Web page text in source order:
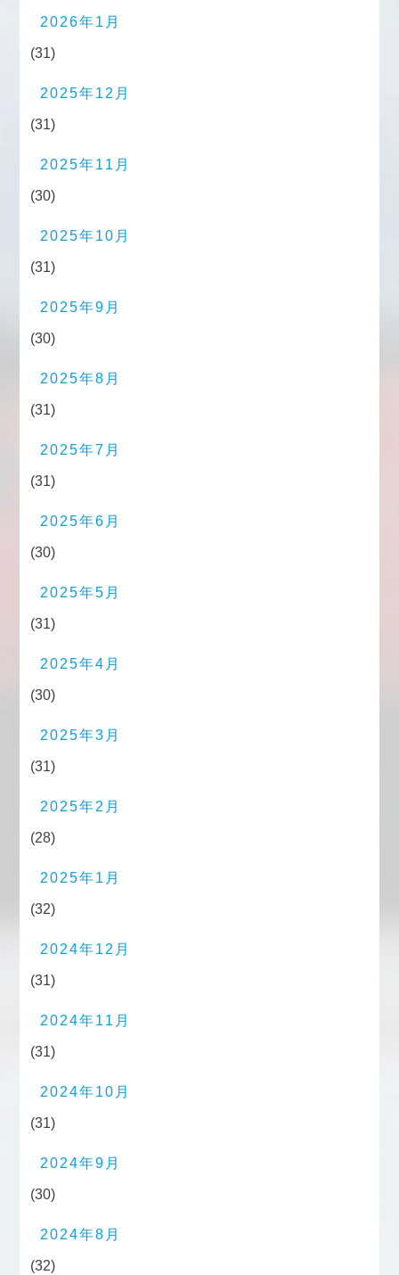
2026年1月
(31)
2025年12月
(31)
2025年11月
(30)
2025年10月
(31)
2025年9月
(30)
2025年8月
(31)
2025年7月
(31)
2025年6月
(30)
2025年5月
(31)
2025年4月
(30)
2025年3月
(31)
2025年2月
(28)
2025年1月
(32)
2024年12月
(31)
2024年11月
(31)
2024年10月
(31)
2024年9月
(30)
2024年8月
(32)